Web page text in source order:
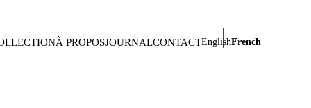
À PROPOSJOURNALCONTACTEnglishFrench